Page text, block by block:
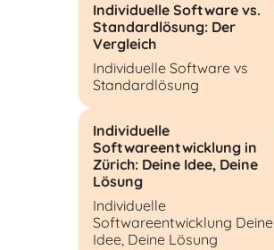
Individuelle Software vs.
Standardlösung: Der
Vergleich
Individuelle Software vs
Standardlösung
Individuelle
Softwareentwicklung in
Zürich: Deine Idee, Deine
Lösung
Individuelle
Softwareentwicklung Deine
Idee, Deine Lösung